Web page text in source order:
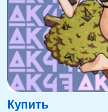
Купить